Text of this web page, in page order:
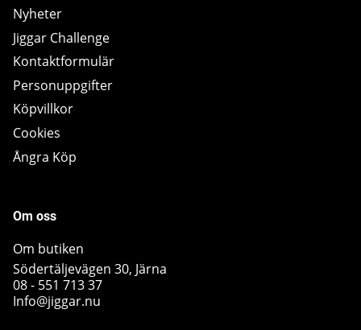
Nyheter
Jiggar Challenge
Kontaktformulär
Personuppgifter
Köpvillkor
Cookies
Ångra Köp
Om oss
Om butiken
Södertäljevägen 30, Järna
08 - 551 713 37
Info@jiggar.nu